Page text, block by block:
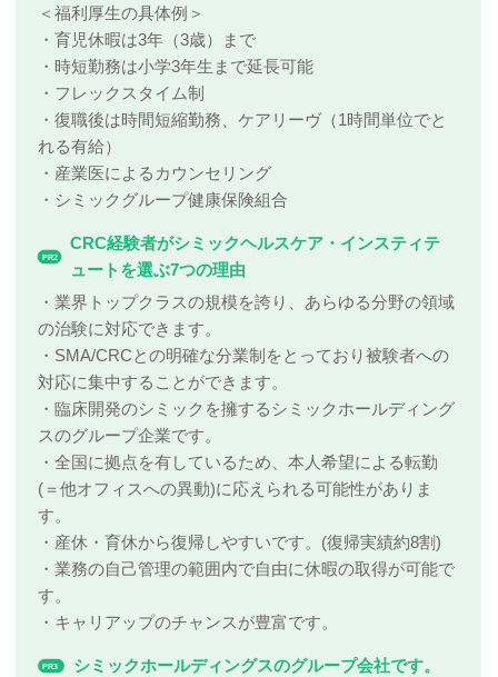
＜福利厚生の具体例＞
・育児休暇は3年（3歳）まで
・時短勤務は小学3年生まで延長可能
・フレックスタイム制
・復職後は時間短縮勤務、ケアリーヴ（1時間単位でと
れる有給）
・産業医によるカウンセリング
・シミックグループ健康保険組合
PR2
CRC経験者がシミックヘルスケア・インスティテ
ュートを選ぶ7つの理由
・業界トップクラスの規模を誇り、あらゆる分野の領域
の治験に対応できます。
・SMA/CRCとの明確な分業制をとっており被験者への
対応に集中することができます。
・臨床開発のシミックを擁するシミックホールディング
スのグループ企業です。
・全国に拠点を有しているため、本人希望による転勤
(＝他オフィスへの異動)に応えられる可能性がありま
す。
・産休・育休から復帰しやすいです。(復帰実績約8割)
・業務の自己管理の範囲内で自由に休暇の取得が可能で
す。
・キャリアップのチャンスが豊富です。
PR3
シミックホールディングスのグループ会社です。